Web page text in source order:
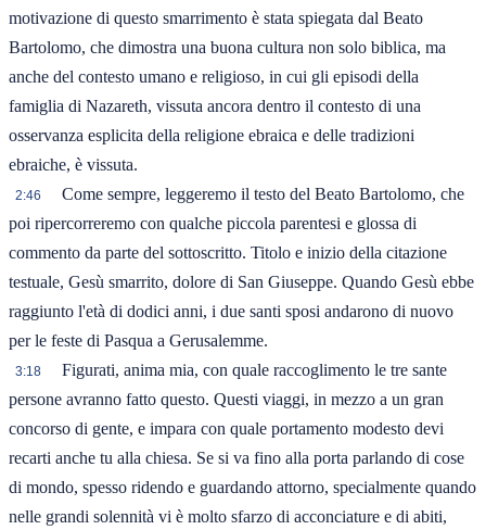
motivazione di questo smarrimento è stata spiegata dal Beato
Bartolomo, che dimostra una buona cultura non solo biblica, ma
anche del contesto umano e religioso, in cui gli episodi della
famiglia di Nazareth, vissuta ancora dentro il contesto di una
osservanza esplicita della religione ebraica e delle tradizioni
ebraiche, è vissuta.
2:46
Come sempre, leggeremo il testo del Beato Bartolomo, che
poi ripercorreremo con qualche piccola parentesi e glossa di
commento da parte del sottoscritto. Titolo e inizio della citazione
testuale, Gesù smarrito, dolore di San Giuseppe. Quando Gesù ebbe
raggiunto l'età di dodici anni, i due santi sposi andarono di nuovo
per le feste di Pasqua a Gerusalemme.
3:18
Figurati, anima mia, con quale raccoglimento le tre sante
persone avranno fatto questo. Questi viaggi, in mezzo a un gran
concorso di gente, e impara con quale portamento modesto devi
recarti anche tu alla chiesa. Se si va fino alla porta parlando di cose
di mondo, spesso ridendo e guardando attorno, specialmente quando
nelle grandi solennità vi è molto sfarzo di acconciature e di abiti,